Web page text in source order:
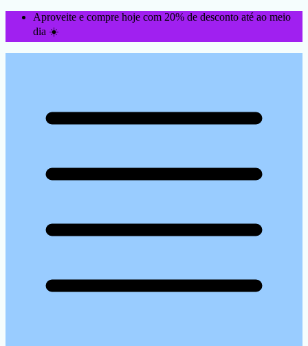
Aproveite e compre hoje com 20% de desconto até ao meio
dia ☀️